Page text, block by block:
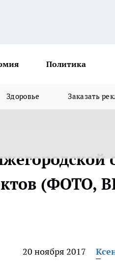
Политика
Здоровье Заказать
(ФОТО,
20 ноября 2017